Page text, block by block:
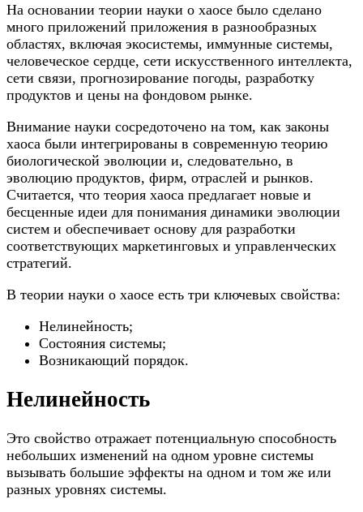
На основании теории науки о хаосе было сделано
много приложений приложения в разнообразных
областях, включая экосистемы, иммунные системы,
человеческое сердце, сети искусственного интеллекта,
сети связи, прогнозирование погоды, разработку
продуктов и цены на фондовом рынке.
Внимание науки сосредоточено на том, как законы
хаоса были интегрированы в современную теорию
биологической эволюции и, следовательно, в
эволюцию продуктов, фирм, отраслей и рынков.
Считается, что теория хаоса предлагает новые и
бесценные идеи для понимания динамики эволюции
систем и обеспечивает основу для разработки
соответствующих маркетинговых и управленческих
стратегий.
В теории науки о хаосе есть три ключевых свойства:
Нелинейность;
Состояния системы;
Возникающий порядок.
Нелинейность
Это свойство отражает потенциальную способность
небольших изменений на одном уровне системы
вызывать большие эффекты на одном и том же или
разных уровнях системы.